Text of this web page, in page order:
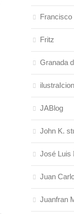
Francisco
Fritz
Granada
JABlog
John K.
José Luis
Juan
Juanfran